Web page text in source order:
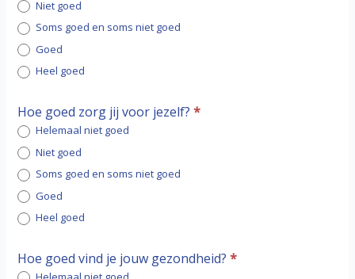
Niet goed
Soms goed en soms niet goed
Goed
Heel goed
Hoe goed zorg jij voor jezelf?*
Helemaal niet goed
Niet goed
Soms goed en soms niet goed
Goed
Heel goed
Hoe goed vind je jouw gezondheid?*